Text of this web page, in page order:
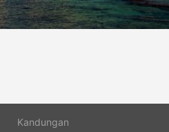
Kandungan